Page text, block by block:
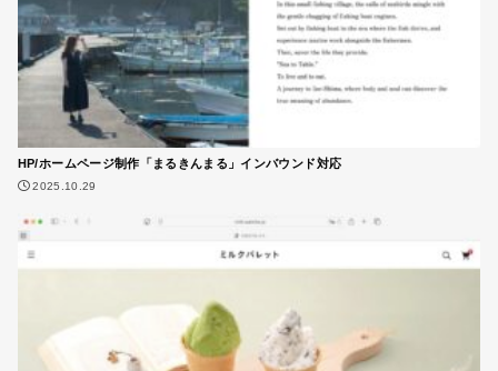
HP/ホームページ制作「まるきんまる」インバウンド対応
2025.10.29